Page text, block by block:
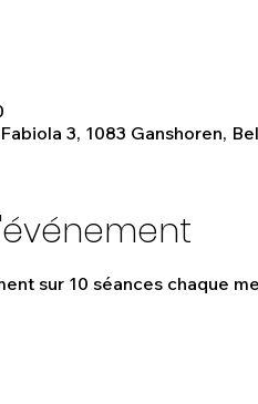
3, 1083 Ganshoren,
sur 10 séances chaque